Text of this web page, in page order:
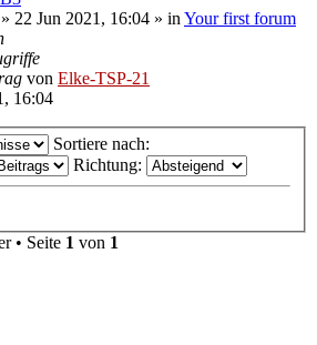
» 22 Jun 2021, 16:04 » in Your first forum
von Elke-TSP-21
16:04
Sortiere nach:
Richtung:
• Seite 1 von 1